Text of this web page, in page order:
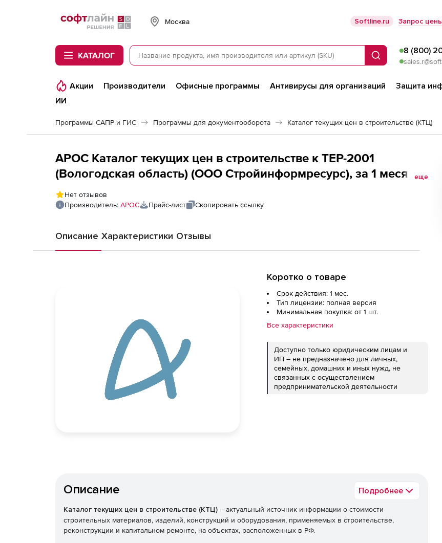
Softline
Москва Softline.ru Запрос
КАТАЛОГ Поиск
8 (800)
Акции Производители Офисные программы Антивирусы для организаций Защита
ИИ
Программы САПР и ГИС Программы для документооборота Каталог текущих цен в строительстве (КТЦ)
АРОС Каталог текущих цен в строительстве к ТЕР-2001
(Вологодская область) (ООО Стройинформресурс), за 1 месяц,
2-е и последующие рабочие места
еще
Нет отзывов
Производитель: АРОС Прайс-лист Скопировать ссылку
Описание Характеристики Отзывы
Коротко о товаре
Срок действия: 1 мес.
Тип лицензии: полная версия
Минимальная покупка: от 1 шт.
Все характеристики
Доступно только юридическим лицам и
ИП – не предназначено для личных,
семейных, домашних и иных нужд, не
связанных с осуществлением
предпринимательской деятельности
Описание Подробнее
Каталог текущих цен в строительстве (КТЦ) – актуальный источник информации о стоимости
строительных материалов, изделий, конструкций и оборудования, применяемых в строительстве,
реконструкции и капитальном ремонте, на объектах, расположенных в РФ.